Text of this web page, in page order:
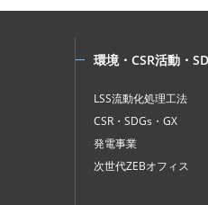
環境・CSR活動・
LSS流動化処理工法
CSR・SDGs・GX
発電事業
次世代ZEBオフィス